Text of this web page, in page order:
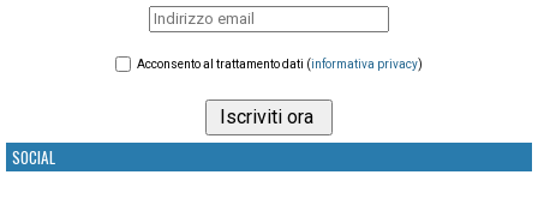
Acconsento al trattamento dati (informativa privacy)
SOCIAL